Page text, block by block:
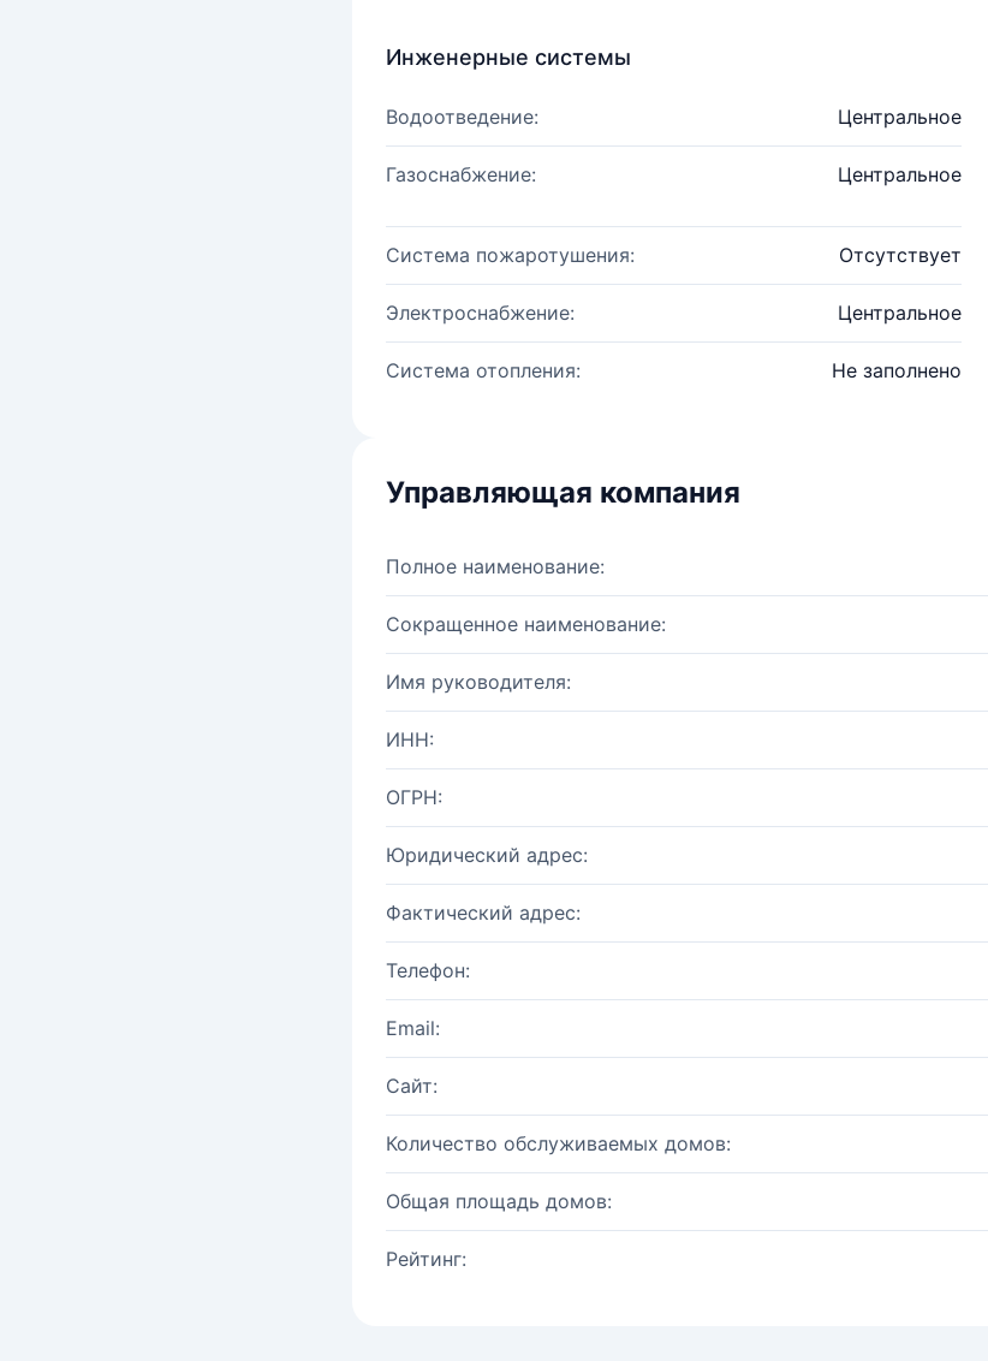
Инженерные системы
Водоотведение: Центральное
Газоснабжение: Центральное
Система пожаротушения: Отсутствует
Электроснабжение: Центральное
Система отопления: Не заполнено
Управляющая компания
Полное наименование:
Сокращенное наименование:
Имя руководителя:
ИНН:
ОГРН:
Юридический адрес:
Фактический адрес:
Телефон:
Email:
Сайт:
Количество обслуживаемых домов:
Общая площадь домов:
Рейтинг: